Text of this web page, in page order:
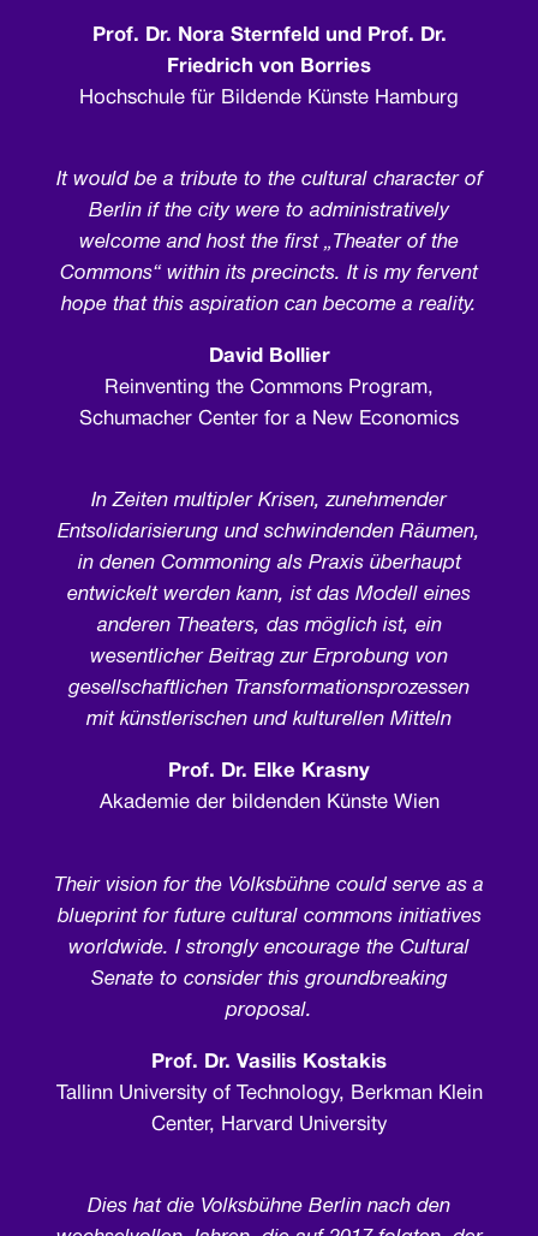
Prof. Dr. Nora Sternfeld und Prof. Dr.
Friedrich von Borries
Hochschule für Bildende Künste Hamburg
It would be a tribute to the cultural character of
Berlin if the city were to administratively
welcome and host the first „Theater of the
Commons“ within its precincts. It is my fervent
hope that this aspiration can become a reality.
David Bollier
Reinventing the Commons Program,
Schumacher Center for a New Economics
In Zeiten multipler Krisen, zunehmender
Entsolidarisierung und schwindenden Räumen,
in denen Commoning als Praxis überhaupt
entwickelt werden kann, ist das Modell eines
anderen Theaters, das möglich ist, ein
wesentlicher Beitrag zur Erprobung von
gesellschaftlichen Transformationsprozessen
mit künstlerischen und kulturellen Mitteln
Prof. Dr. Elke Krasny
Akademie der bildenden Künste Wien
Their vision for the Volksbühne could serve as a
blueprint for future cultural commons initiatives
worldwide. I strongly encourage the Cultural
Senate to consider this groundbreaking
proposal.
Prof. Dr. Vasilis Kostakis
Tallinn University of Technology, Berkman Klein
Center, Harvard University
Dies hat die Volksbühne Berlin nach den